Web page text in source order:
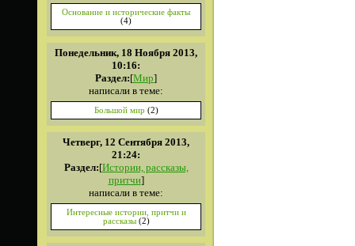
Основание и исторические факты
(4)
Понедельник, 18 Ноября 2013,
10:16:
Раздел:[Мир]
написали в теме:
Большой мир (2)
Четверг, 12 Сентября 2013,
21:24:
Раздел:[Истории, рассказы,
притчи]
написали в теме:
Интересные истории, притчи и
рассказы (2)